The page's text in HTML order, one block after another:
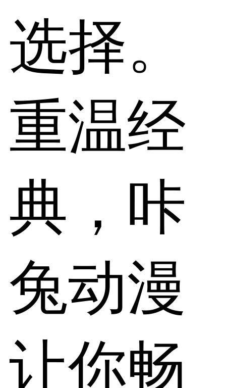
选择。
重温经
典，咔
兔动漫
让你畅